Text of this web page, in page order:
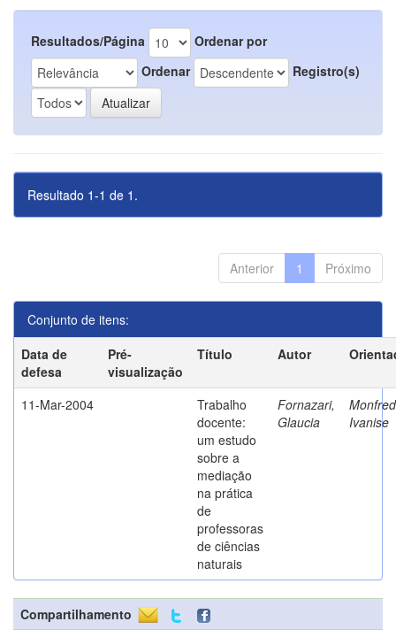
Resultados/Página
Ordenar por
Ordenar
Registro(s)
Resultado 1-1 de 1.
Anterior 1 Próximo
Conjunto de itens:
Data de
defesa
Pré-
visualização
Título Autor
11-Mar-2004
Trabalho
docente:
um estudo
sobre a
mediação
na prática
de
professoras
de ciências
naturais
Fornazari,
Glaucia
Ivanise
Compartilhamento